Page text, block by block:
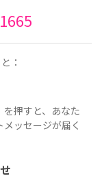
1665
：
押すと、あなた
ッセージが届く